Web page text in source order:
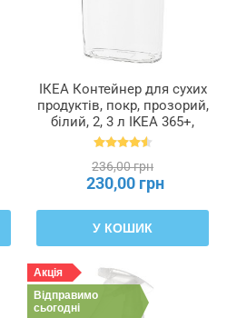
ІКЕА Контейнер для сухих
продуктів, покр, прозорий,
білий, 2, 3 л IKEA 365+,
900.667.08
236,00 грн
230,00 грн
У КОШИК
Акція
Відправимо
сьогодні